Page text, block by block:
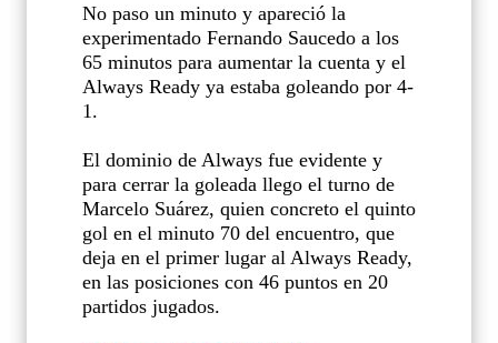
No paso un minuto y apareció la
experimentado Fernando Saucedo a los
65 minutos para aumentar la cuenta y el
Always Ready ya estaba goleando por 4-
1.
El dominio de Always fue evidente y
para cerrar la goleada llego el turno de
Marcelo Suárez, quien concreto el quinto
gol en el minuto 70 del encuentro, que
deja en el primer lugar al Always Ready,
en las posiciones con 46 puntos en 20
partidos jugados.